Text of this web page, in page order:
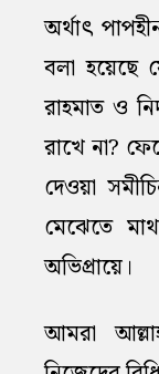
অর্থাৎ
বলা হয়েছে
রাহমাত ও
রাখে না?
দেওয়া
মেঝেতে
অভিপ্রায়ে।
আমরা